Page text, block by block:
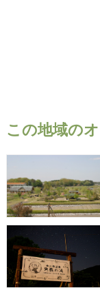
この地域の